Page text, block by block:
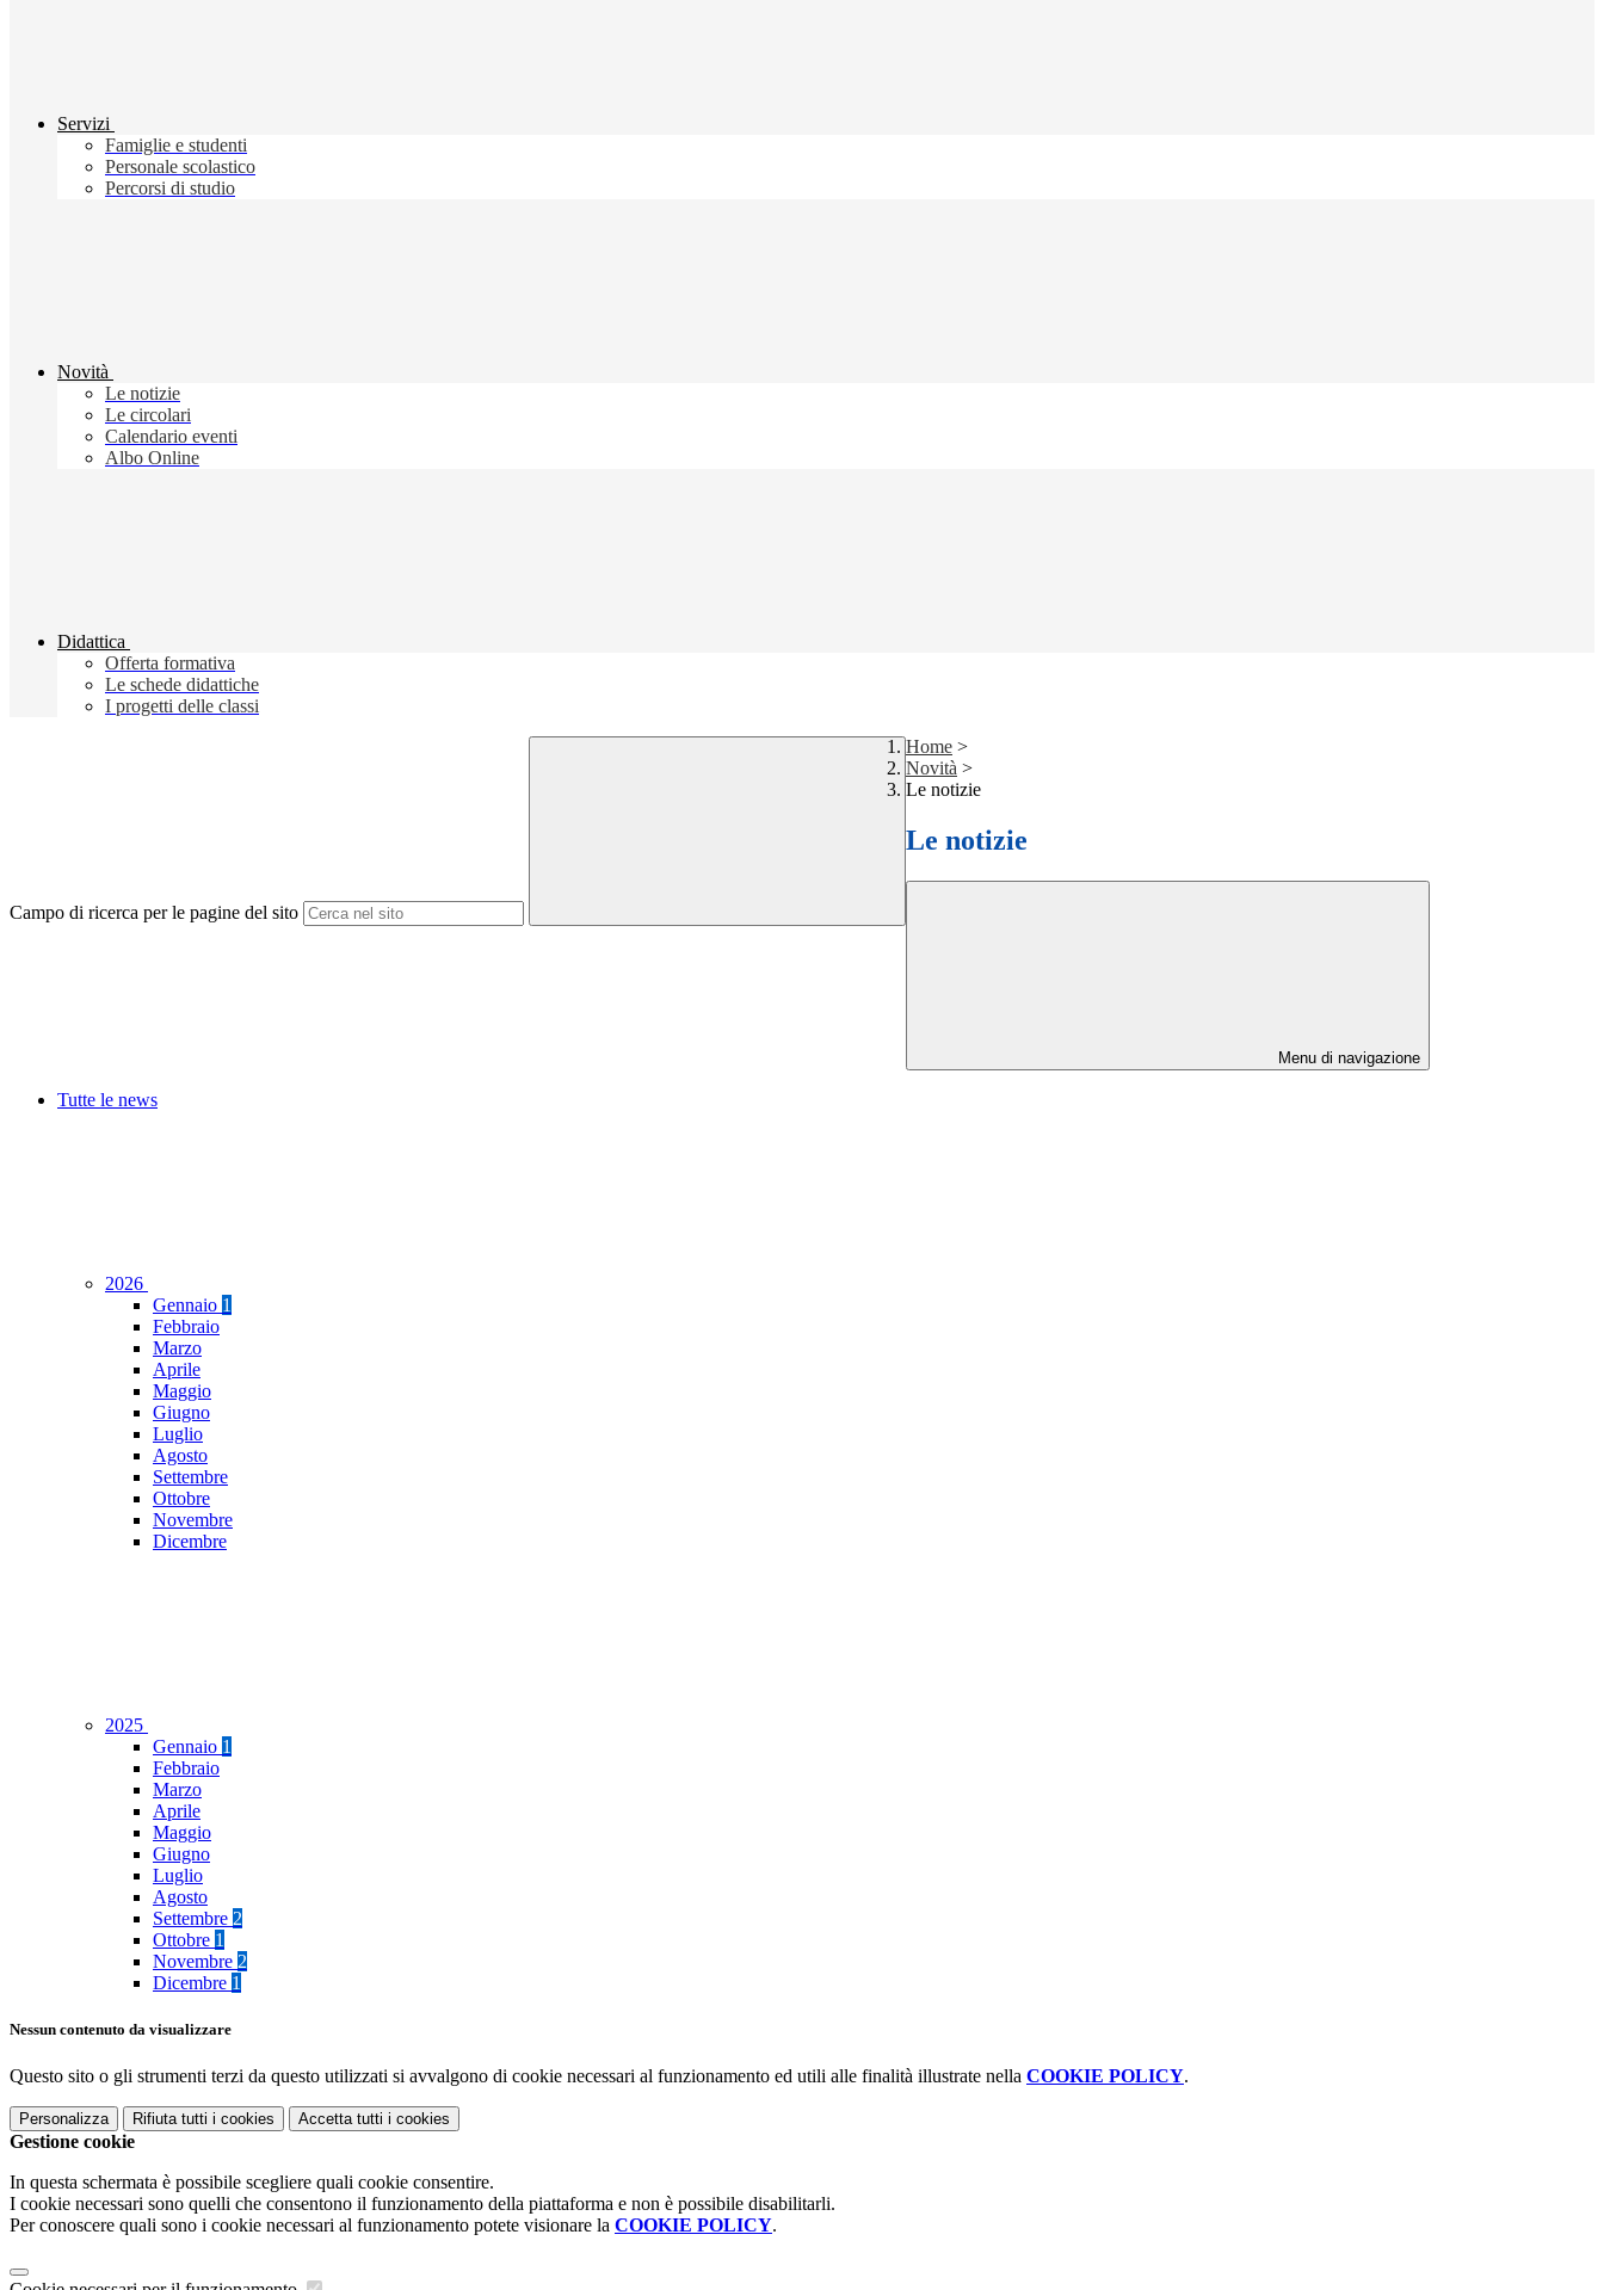
Servizi
Famiglie e studenti
Personale scolastico
Percorsi di studio
Novità
Le notizie
Le circolari
Calendario eventi
Albo Online
Didattica
Offerta formativa
Le schede didattiche
I progetti delle classi
Campo di ricerca per le pagine del sito
Home >
Novità >
Le notizie
Le notizie
Menu di navigazione
Tutte le news
2026
Gennaio 1
Febbraio
Marzo
Aprile
Maggio
Giugno
Luglio
Agosto
Settembre
Ottobre
Novembre
Dicembre
2025
Gennaio 1
Febbraio
Marzo
Aprile
Maggio
Giugno
Luglio
Agosto
Settembre 2
Ottobre 1
Novembre 2
Dicembre 1
Nessun contenuto da visualizzare
Questo sito o gli strumenti terzi da questo utilizzati si avvalgono di cookie necessari al funzionamento ed utili alle finalità illustrate nella COOKIE POLICY.
Personalizza Rifiuta tutti i cookies Accetta tutti i cookies
Gestione cookie
In questa schermata è possibile scegliere quali cookie consentire.
I cookie necessari sono quelli che consentono il funzionamento della piattaforma e non è possibile disabilitarli.
Per conoscere quali sono i cookie necessari al funzionamento potete visionare la COOKIE POLICY.